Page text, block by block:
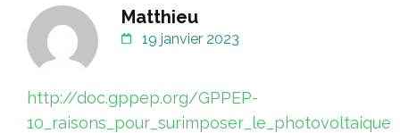
Matthieu
19 janvier 2023
http://doc.gppep.org/GPPEP-
10_raisons_pour_surimposer_le_photovoltaique